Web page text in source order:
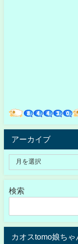
アーカイブ
検索
カオスtomo娘ち